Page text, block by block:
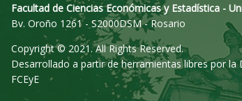
Facultad de Ciencias Económicas y Estadística -
Bv. Oroño 1261 - S2000DSM - Rosario
Copyright © 2021. All Rights Reserved.
Desarrollado a partir de herramientas libres por
FCEyE